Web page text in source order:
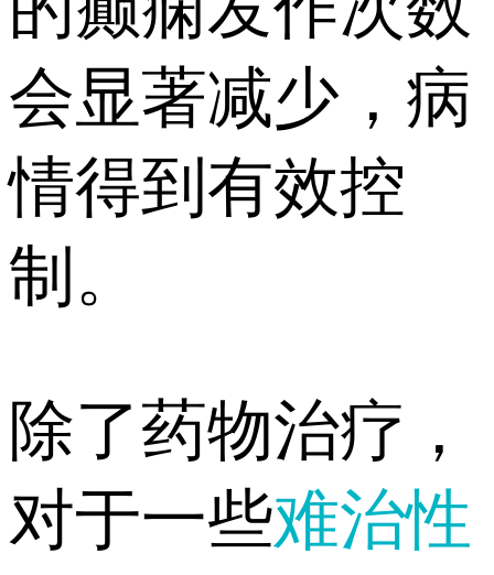
会显著减少，病
情得到有效控
制。
除了药物治疗，
对于一些难治性